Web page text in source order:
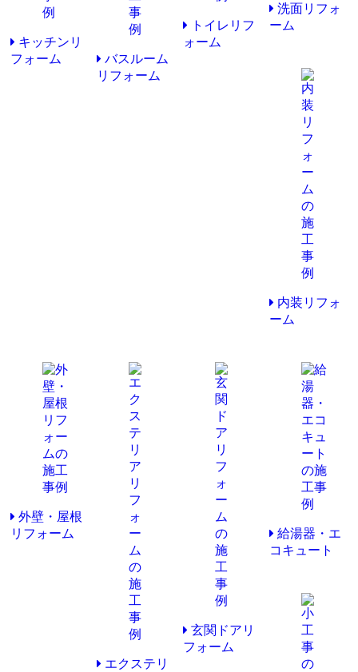
キッチンリ
フォーム
バスルーム
リフォーム
トイレリフ
ォーム
洗面リフォ
ーム
内装リフォ
ーム
外壁・屋根
リフォーム
エクステリ
玄関ドアリ
フォーム
給湯器・エ
コキュート